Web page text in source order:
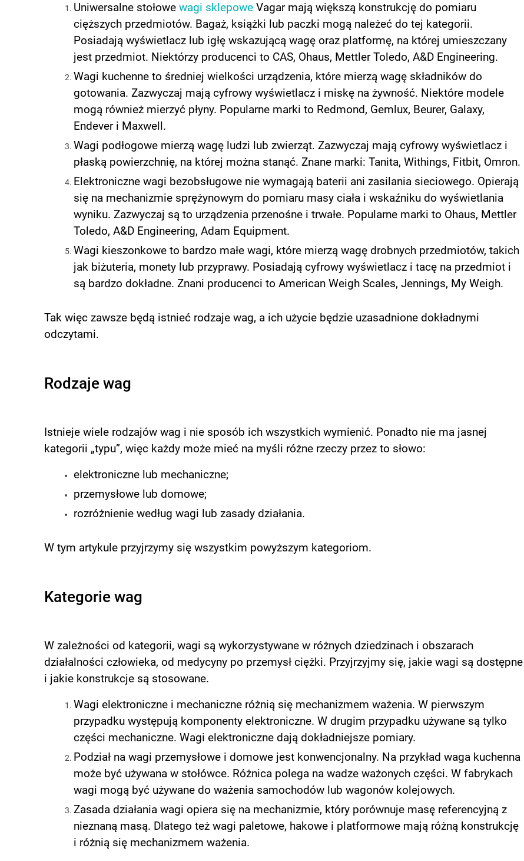
Uniwersalne stołowe wagi sklepowe Vagar mają większą konstrukcję do pomiaru
cięższych przedmiotów. Bagaż, książki lub paczki mogą należeć do tej kategorii.
Posiadają wyświetlacz lub igłę wskazującą wagę oraz platformę, na której umieszczany
jest przedmiot. Niektórzy producenci to CAS, Ohaus, Mettler Toledo, A&D Engineering.
Wagi kuchenne to średniej wielkości urządzenia, które mierzą wagę składników do
gotowania. Zazwyczaj mają cyfrowy wyświetlacz i miskę na żywność. Niektóre modele
mogą również mierzyć płyny. Popularne marki to Redmond, Gemlux, Beurer, Galaxy,
Endever i Maxwell.
Wagi podłogowe mierzą wagę ludzi lub zwierząt. Zazwyczaj mają cyfrowy wyświetlacz i
płaską powierzchnię, na której można stanąć. Znane marki: Tanita, Withings, Fitbit, Omron.
Elektroniczne wagi bezobsługowe nie wymagają baterii ani zasilania sieciowego. Opierają
się na mechanizmie sprężynowym do pomiaru masy ciała i wskaźniku do wyświetlania
wyniku. Zazwyczaj są to urządzenia przenośne i trwałe. Popularne marki to Ohaus, Mettler
Toledo, A&D Engineering, Adam Equipment.
Wagi kieszonkowe to bardzo małe wagi, które mierzą wagę drobnych przedmiotów, takich
jak biżuteria, monety lub przyprawy. Posiadają cyfrowy wyświetlacz i tacę na przedmiot i
są bardzo dokładne. Znani producenci to American Weigh Scales, Jennings, My Weigh.
Tak więc zawsze będą istnieć rodzaje wag, a ich użycie będzie uzasadnione dokładnymi
odczytami.
Rodzaje wag
Istnieje wiele rodzajów wag i nie sposób ich wszystkich wymienić. Ponadto nie ma jasnej
kategorii „typu”, więc każdy może mieć na myśli różne rzeczy przez to słowo:
elektroniczne lub mechaniczne;
przemysłowe lub domowe;
rozróżnienie według wagi lub zasady działania.
W tym artykule przyjrzymy się wszystkim powyższym kategoriom.
Kategorie wag
W zależności od kategorii, wagi są wykorzystywane w różnych dziedzinach i obszarach
działalności człowieka, od medycyny po przemysł ciężki. Przyjrzyjmy się, jakie wagi są dostępne
i jakie konstrukcje są stosowane.
Wagi elektroniczne i mechaniczne różnią się mechanizmem ważenia. W pierwszym
przypadku występują komponenty elektroniczne. W drugim przypadku używane są tylko
części mechaniczne. Wagi elektroniczne dają dokładniejsze pomiary.
Podział na wagi przemysłowe i domowe jest konwencjonalny. Na przykład waga kuchenna
może być używana w stołówce. Różnica polega na wadze ważonych części. W fabrykach
wagi mogą być używane do ważenia samochodów lub wagonów kolejowych.
Zasada działania wagi opiera się na mechanizmie, który porównuje masę referencyjną z
nieznaną masą. Dlatego też wagi paletowe, hakowe i platformowe mają różną konstrukcję
i różnią się mechanizmem ważenia.